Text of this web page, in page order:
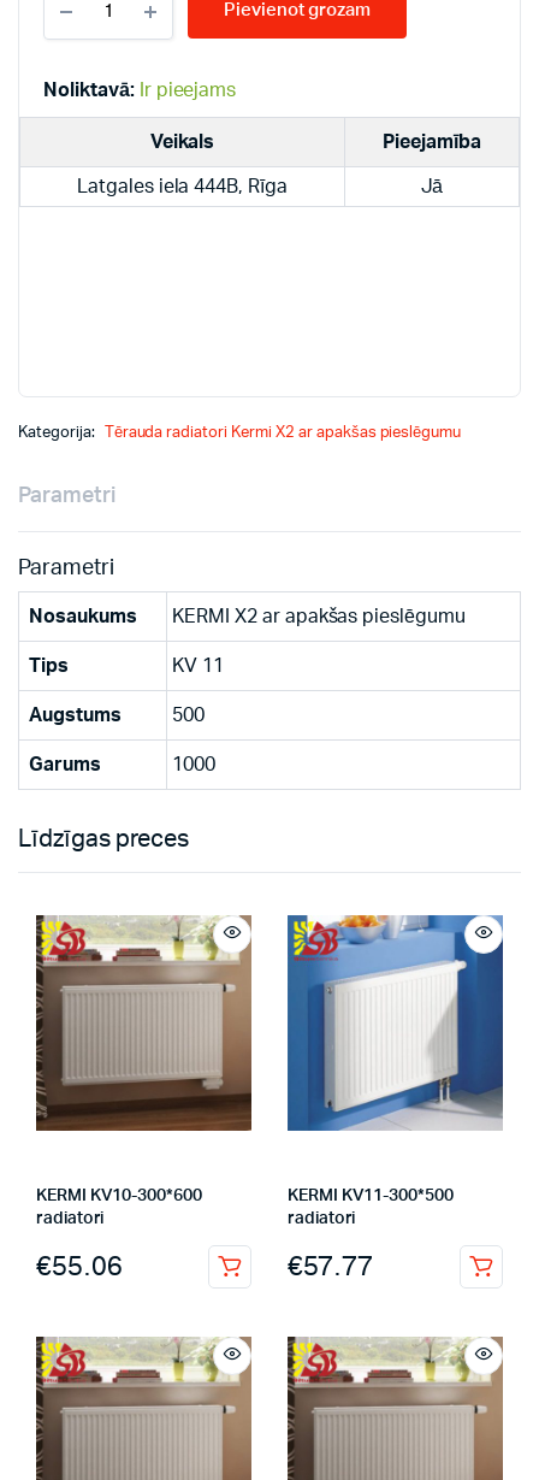
KV11-
500*1000
quantity
Pievienot grozam
Noliktavā: Ir pieejams
Veikals Pieejamība
Latgales iela 444B, Rīga Jā
Kategorija: Tērauda radiatori Kermi X2 ar apakšas pieslēgumu
Parametri
Parametri
Nosaukums KERMI X2 ar apakšas pieslēgumu
Tips KV 11
Augstums 500
Garums 1000
Līdzīgas preces
KERMI KV10-300*600
radiatori
€55.06
KERMI KV11-300*500
radiatori
€57.77